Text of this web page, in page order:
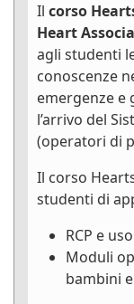
Il corso
Heart
agli studenti
conoscenze
emergenze e
l’arrivo del
(operatori di
Il corso
studenti di
RCP e
Moduli
bambini